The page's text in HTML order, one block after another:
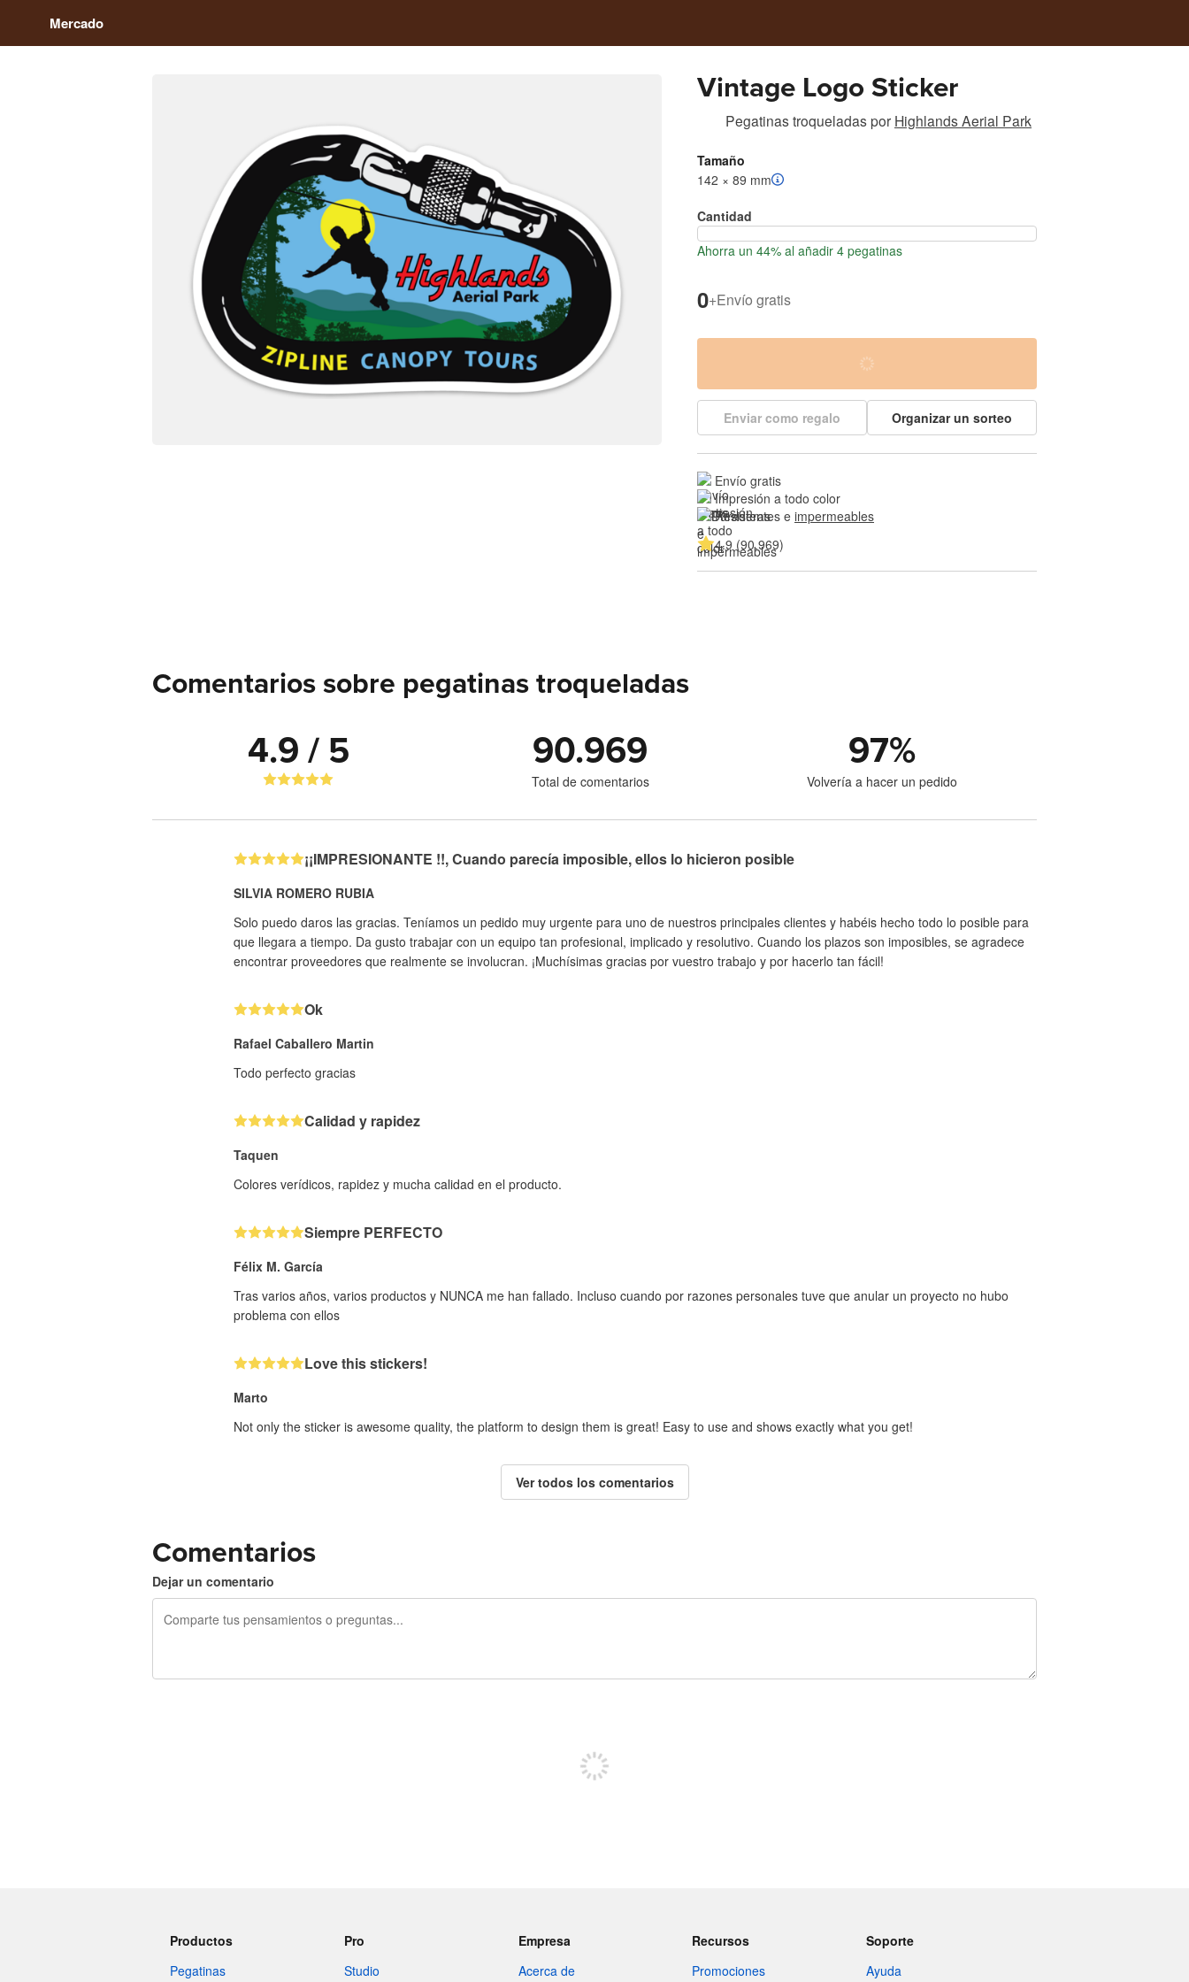
Mercado
Vintage Logo Sticker
Pegatinas troqueladaspor Highlands Aerial Park
Tamaño
142 × 89 mm
Cantidad
Ahorra un 44% al añadir 4 pegatinas
0+Envío gratis
Enviar como regalo Organizar un sorteo
Envío gratis
Impresión a todo color
Resistentes e impermeables
4.9 (90.969)
Comentarios sobre pegatinas troqueladas
4.9 / 5 90.969
Total de comentarios
97%
Volvería a hacer un pedido
¡¡IMPRESIONANTE !!, Cuando parecía imposible, ellos lo hicieron posible
SILVIA ROMERO RUBIA
Solo puedo daros las gracias. Teníamos un pedido muy urgente para uno de nuestros principales clientes y habéis hecho todo lo posible para
que llegara a tiempo. Da gusto trabajar con un equipo tan profesional, implicado y resolutivo. Cuando los plazos son imposibles, se agradece
encontrar proveedores que realmente se involucran. ¡Muchísimas gracias por vuestro trabajo y por hacerlo tan fácil!
Ok
Rafael Caballero Martin
Todo perfecto gracias
Calidad y rapidez
Taquen
Colores verídicos, rapidez y mucha calidad en el producto.
Siempre PERFECTO
Félix M. García
Tras varios años, varios productos y NUNCA me han fallado. Incluso cuando por razones personales tuve que anular un proyecto no hubo
problema con ellos
Love this stickers!
Marto
Not only the sticker is awesome quality, the platform to design them is great! Easy to use and shows exactly what you get!
Ver todos los comentarios
Comentarios
Dejar un comentario
Productos
Pegatinas
Pro
Studio
Empresa
Acerca de
Recursos
Promociones
Soporte
Ayuda